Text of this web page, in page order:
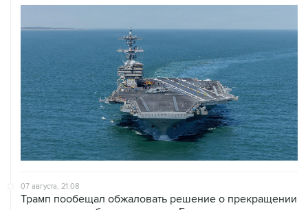
07 августа, 21:08
Трамп пообещал обжаловать решение о прекращении